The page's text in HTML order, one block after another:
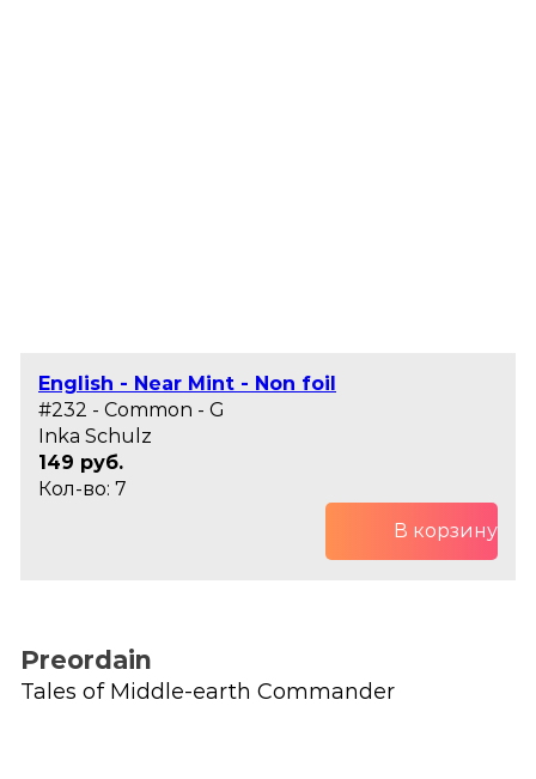
English - Near Mint - Non foil
#232 - Common - G
Inka Schulz
149 руб.
Кол-во: 7
В корзину
Preordain
Tales of Middle-earth Commander